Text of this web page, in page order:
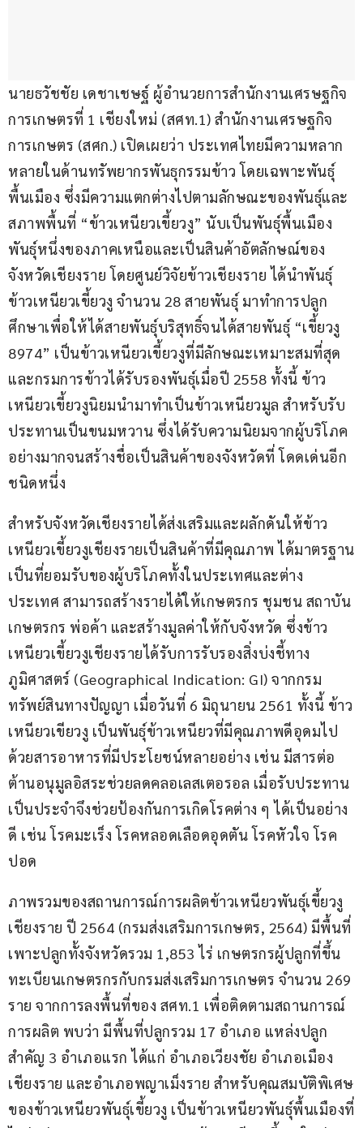
นายธวัชชัย เดชาเชษฐ์ ผู้อำนวยการสำนักงานเศรษฐกิจ
การเกษตรที่ 1 เชียงใหม่ (สศท.1) สำนักงานเศรษฐกิจ
การเกษตร (สศก.) เปิดเผยว่า ประเทศไทยมีความหลาก
หลายในด้านทรัพยากรพันธุกรรมข้าว โดยเฉพาะพันธุ์
พื้นเมือง ซึ่งมีความแตกต่างไปตามลักษณะของพันธุ์และ
สภาพพื้นที่ “ข้าวเหนียวเขี้ยวงู” นับเป็นพันธุ์พื้นเมือง
พันธุ์หนึ่งของภาคเหนือและเป็นสินค้าอัตลักษณ์ของ
จังหวัดเชียงราย โดยศูนย์วิจัยข้าวเชียงราย ได้นำพันธุ์
ข้าวเหนียวเขี้ยวงู จำนวน 28 สายพันธุ์ มาทำการปลูก
ศึกษาเพื่อให้ได้สายพันธุ์บริสุทธิ์จนได้สายพันธุ์ “เขี้ยวงู
8974” เป็นข้าวเหนียวเขี้ยวงูที่มีลักษณะเหมาะสมที่สุด
และกรมการข้าวได้รับรองพันธุ์เมื่อปี 2558 ทั้งนี้ ข้าว
เหนียวเขี้ยวงูนิยมนํามาทำเป็นข้าวเหนียวมูล สำหรับรับ
ประทานเป็นขนมหวาน ซึ่งได้รับความนิยมจากผู้บริโภค
อย่างมากจนสร้างชื่อเป็นสินค้าของจังหวัดที่ โดดเด่นอีก
ชนิดหนึ่ง
สำหรับจังหวัดเชียงรายได้ส่งเสริมและผลักดันให้ข้าว
เหนียวเขี้ยวงูเชียงรายเป็นสินค้าที่มีคุณภาพ ได้มาตรฐาน
เป็นที่ยอมรับของผู้บริโภคทั้งในประเทศและต่าง
ประเทศ สามารถสร้างรายได้ให้เกษตรกร ชุมชน สถาบัน
เกษตรกร พ่อค้า และสร้างมูลค่าให้กับจังหวัด ซึ่งข้าว
เหนียวเขี้ยวงูเชียงรายได้รับการรับรองสิ่งบ่งชี้ทาง
ภูมิศาสตร์ (Geographical Indication: GI) จากกรม
ทรัพย์สินทางปัญญา เมื่อวันที่ 6 มิถุนายน 2561 ทั้งนี้ ข้าว
เหนียวเขียวงู เป็นพันธุ์ข้าวเหนียวที่มีคุณภาพดีอุดมไป
ด้วยสารอาหารที่มีประโยชน์หลายอย่าง เช่น มีสารต่อ
ต้านอนุมูลอิสระช่วยลดคลอเลสเตอรอล เมื่อรับประทาน
เป็นประจำจึงช่วยป้องกันการเกิดโรคต่าง ๆ ได้เป็นอย่าง
ดี เช่น โรคมะเร็ง โรคหลอดเลือดอุดตัน โรคหัวใจ โรค
ปอด
ภาพรวมของสถานการณ์การผลิตข้าวเหนียวพันธุ์เขี้ยวงู
เชียงราย ปี 2564 (กรมส่งเสริมการเกษตร, 2564) มีพื้นที่
เพาะปลูกทั้งจังหวัดรวม 1,853 ไร่ เกษตรกรผู้ปลูกที่ขึ้น
ทะเบียนเกษตรกรกับกรมส่งเสริมการเกษตร จำนวน 269
ราย จากการลงพื้นที่ของ สศท.1 เพื่อติดตามสถานการณ์
การผลิต พบว่า มีพื้นที่ปลูกรวม 17 อำเภอ แหล่งปลูก
สำคัญ 3 อำเภอแรก ได้แก่ อำเภอเวียงชัย อำเภอเมือง
เชียงราย และอำเภอพญาเม็งราย สำหรับคุณสมบัติพิเศษ
ของข้าวเหนียวพันธุ์เขี้ยวงู เป็นข้าวเหนียวพันธุ์พื้นเมืองที่